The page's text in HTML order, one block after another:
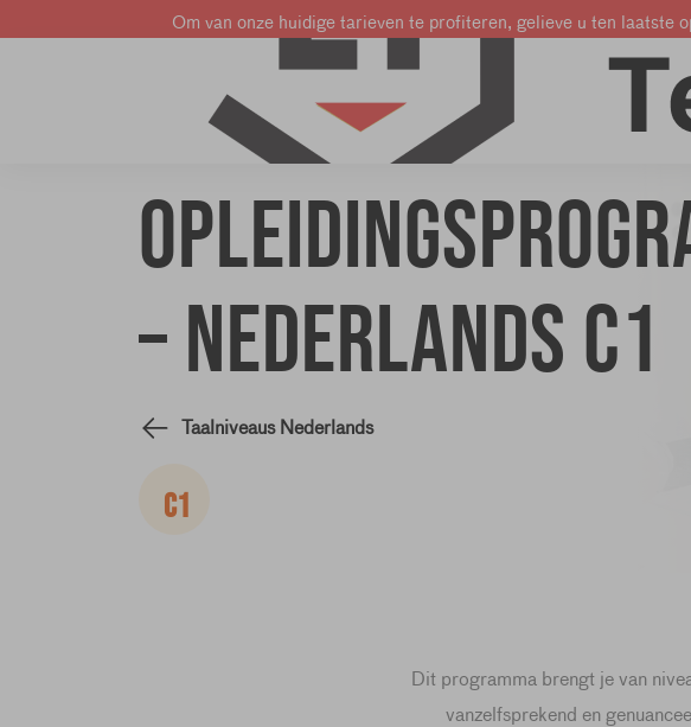
Om van onze huidige tarieven te profiteren, gelieve u ten laatste
Leer Engels Leer Nederlands Online cursussen
– Nederlands C1
Taalniveaus Nederlands
C1
Dit programma brengt je van
vanzelfsprekend en